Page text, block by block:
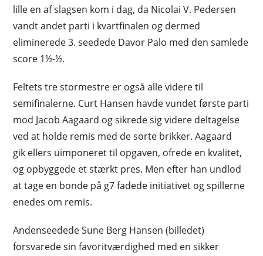
lille en af slagsen kom i dag, da Nicolai V. Pedersen
vandt andet parti i kvartfinalen og dermed
eliminerede 3. seedede Davor Palo med den samlede
score 1½-½.
Feltets tre stormestre er også alle videre til
semifinalerne. Curt Hansen havde vundet første parti
mod Jacob Aagaard og sikrede sig videre deltagelse
ved at holde remis med de sorte brikker. Aagaard
gik ellers uimponeret til opgaven, ofrede en kvalitet,
og opbyggede et stærkt pres. Men efter han undlod
at tage en bonde på g7 fadede initiativet og spillerne
enedes om remis.
Andenseedede Sune Berg Hansen (billedet)
forsvarede sin favoritværdighed med en sikker